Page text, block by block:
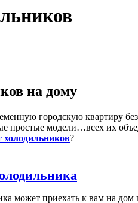
на дому
городскую квартиру
простые модели…всех их
холодильников?
может приехать к вам на